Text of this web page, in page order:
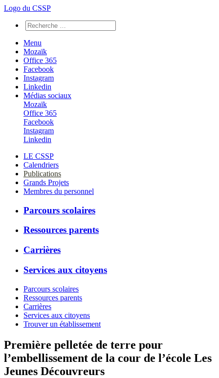
Logo du CSSP
Menu
Mozaïk
Office 365
Facebook
Instagram
Linkedin
Médias sociaux
Mozaïk
Office 365
Facebook
Instagram
Linkedin
LE CSSP
Calendriers
Publications
Grands Projets
Membres du personnel
Parcours scolaires
Ressources parents
Carrières
Services aux citoyens
Parcours scolaires
Ressources parents
Carrières
Services aux citoyens
Trouver un établissement
Première pelletée de terre pour
l’embellissement de la cour de l’école Les
Jeunes Découvreurs